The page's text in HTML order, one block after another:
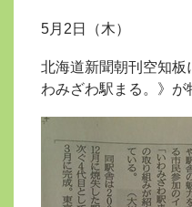
5月2日（木）
北海道新聞朝刊空知
わみざわ駅まる。》が